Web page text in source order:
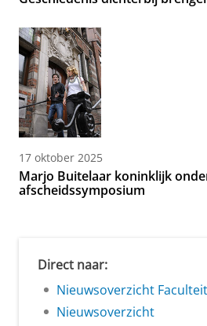
17 oktober 2025
Marjo Buitelaar koninklijk
afscheidssymposium
Direct naar:
Nieuwsoverzicht Faculteit
Nieuwsoverzicht